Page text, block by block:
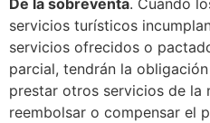
servicios turísticos
servicios ofrecidos o
parcial, tendrán la
prestar otros servicios de la
reembolsar o compensar el